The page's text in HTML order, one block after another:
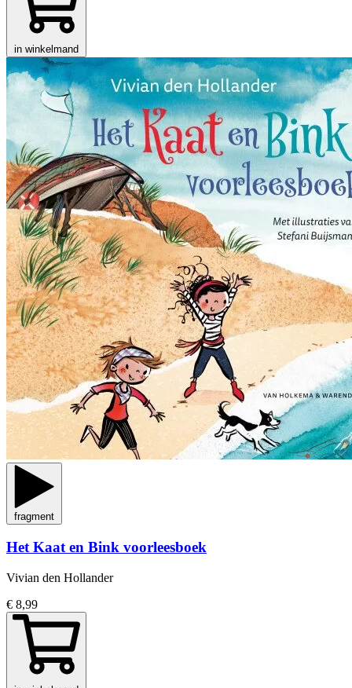
in winkelmand
fragment
Het Kaat en Bink voorleesboek
Vivian den Hollander
€ 8,99